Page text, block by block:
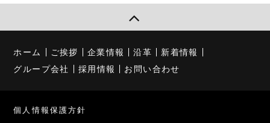
ホーム ご挨拶 企業情報 沿革
新着情報
グループ会社
採用情報 お問い合わせ
個人情報保護方針